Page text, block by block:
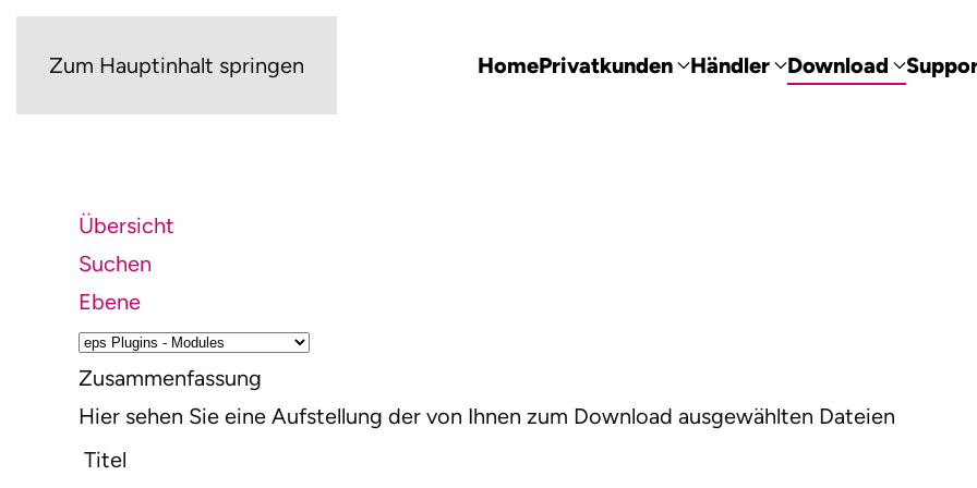
Zum Hauptinhalt springen HomePrivatkunden Händler Download
Übersicht
Suchen
Ebene
Zusammenfassung
Hier sehen Sie eine Aufstellung der von Ihnen zum Download ausgewählten Dateien
Titel